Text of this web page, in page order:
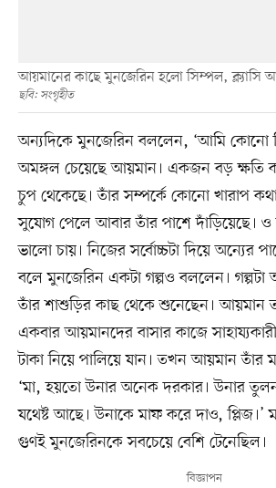
আয়মানের কাছে মুনজেরিন হলো সিম্পল, ক্ল্যাসি
ছবি: সংগৃহীত
অন্যদিকে মুনজেরিন বললেন, ‘আমি কোনো
অমঙ্গল চেয়েছে আয়মান। একজন বড় ক্ষতি
চুপ থেকেছে। তাঁর সম্পর্কে কোনো খারাপ
সুযোগ পেলে আবার তাঁর পাশে দাঁড়িয়েছে।
ভালো চায়। নিজের সর্বোচ্চটা দিয়ে অন্যের
বলে মুনজেরিন একটা গল্পও বললেন। গল্পটা
তাঁর শাশুড়ির কাছ থেকে শুনেছেন।
একবার আয়মানদের বাসার কাজে
টাকা নিয়ে পালিয়ে যান। তখন আয়মান তাঁর
‘মা, হয়তো উনার অনেক দরকার। উনার
যথেষ্ট আছে। উনাকে মাফ করে দাও,
গুণই মুনজেরিনকে সবচেয়ে বেশি টেনেছিল।